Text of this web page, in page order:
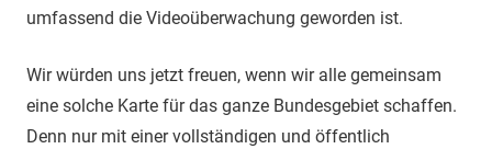
umfassend die Videoüberwachung geworden ist.
Wir würden uns jetzt freuen, wenn wir alle gemeinsam
eine solche Karte für das ganze Bundesgebiet schaffen.
Denn nur mit einer vollständigen und öffentlich